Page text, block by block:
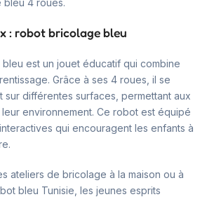
4 roues.
: robot bricolage bleu
est un jouet éducatif qui combine
Grâce à ses 4 roues, il se
sur différentes surfaces, permettant aux
environnement. Ce robot est équipé
qui encouragent les enfants à
ateliers de bricolage à la maison ou à
bleu Tunisie, les jeunes esprits